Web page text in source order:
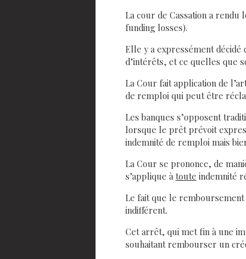
La cour de Cassation a
funding losses).
Elle y a expressément
d’intérêts, et ce quelles que
La Cour fait application de
de remploi qui peut être
Les banques s’opposent
lorsque le prêt prévoit
indemnité de remploi mais
La Cour se prononce, de
s’applique à toute indemnité
Le fait que le
indifférent.
Cet arrêt, qui met fin à une
souhaitant rembourser un